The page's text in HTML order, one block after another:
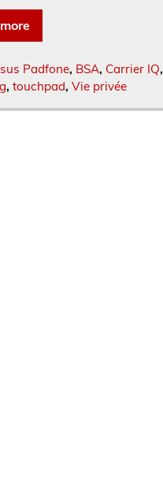
Padfone, BSA, Carrier IQ,
,touchpad,Vie privée